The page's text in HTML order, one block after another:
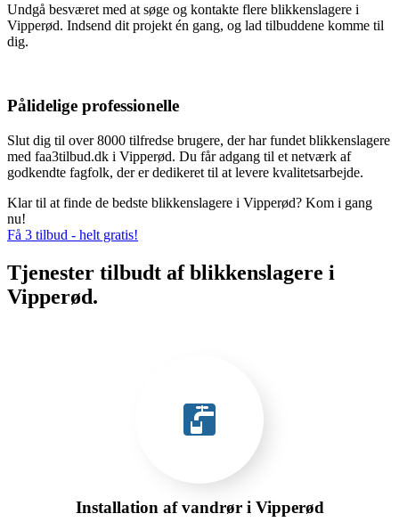
Undgå besværet med at søge og kontakte flere blikkenslagere i
Vipperød. Indsend dit projekt én gang, og lad tilbuddene komme til
dig.
Pålidelige professionelle
Slut dig til over 8000 tilfredse brugere, der har fundet blikkenslagere
med faa3tilbud.dk i Vipperød. Du får adgang til et netværk af
godkendte fagfolk, der er dedikeret til at levere kvalitetsarbejde.
Klar til at finde de bedste blikkenslagere i Vipperød? Kom i gang
nu!
Få 3 tilbud - helt gratis!
Tjenester tilbudt af blikkenslagere i
Vipperød.
Installation af vandrør i Vipperød